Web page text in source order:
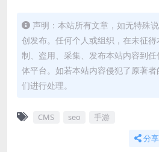
声明：本站所有文章，如无特殊
创发布。任何个人或组织，在未征
制、盗用、采集、发布本站内容到
体平台。如若本站内容侵犯了原著
们进行处理。
CMS seo 手游
分享